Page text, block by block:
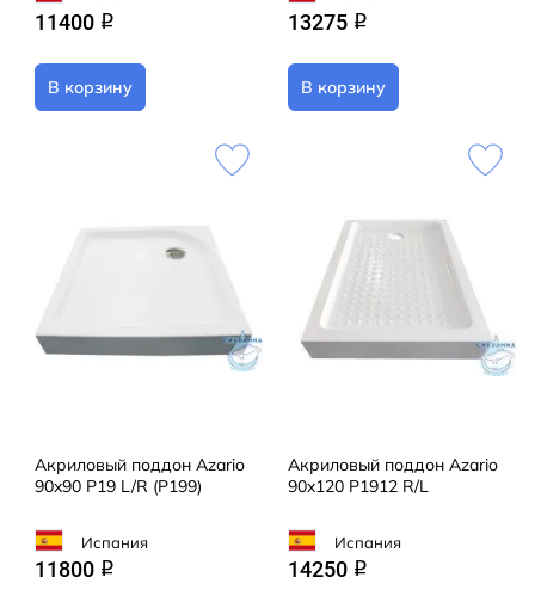
11400 q
В корзину
13275 q
В корзину
Акриловый поддон Azario
90x90 P19 L/R (P199)
Испания
11800 q
Акриловый поддон Azario
90x120 P1912 R/L
Испания
14250 q